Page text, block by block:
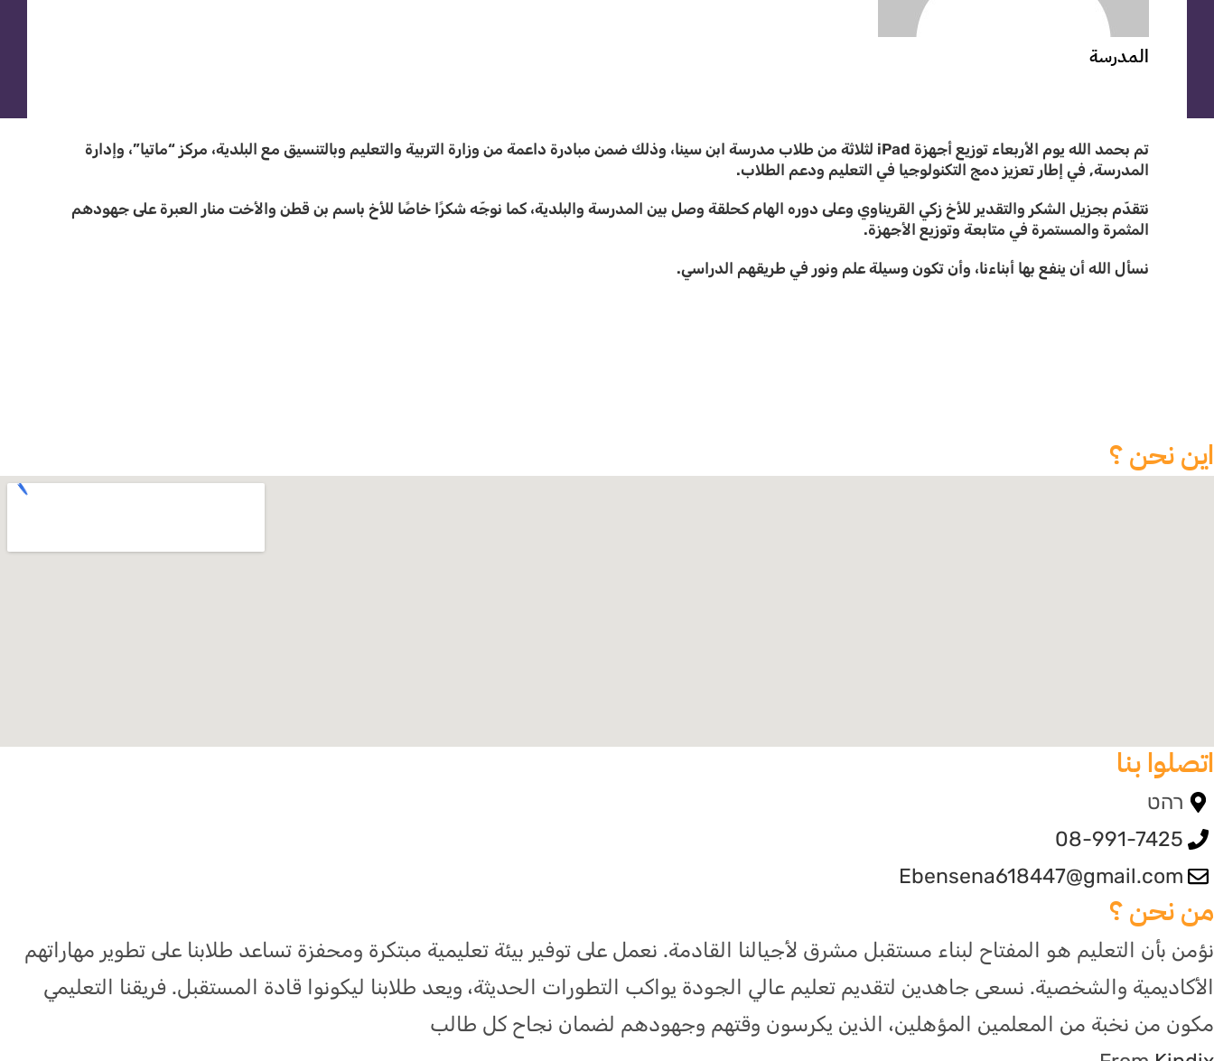
المدرسة
تم بحمد الله يوم الأربعاء توزيع أجهزة iPad لثلاثة من طلاب مدرسة ابن سينا، وذلك ضمن مبادرة داعمة من وزارة التربية والتعليم وبالتنسيق مع البلدية، مركز “ماتيا”، وإدارة
المدرسة, في إطار تعزيز دمج التكنولوجيا في التعليم ودعم الطلاب.
نتقدّم بجزيل الشكر والتقدير للأخ زكي القريناوي وعلى دوره الهام كحلقة وصل بين المدرسة والبلدية، كما نوجّه شكرًا خاصًا للأخ باسم بن قطن والأخت منار العبرة على جهودهم
المثمرة والمستمرة في متابعة وتوزيع الأجهزة.
نسأل الله أن ينفع بها أبناءنا، وأن تكون وسيلة علم ونور في طريقهم الدراسي.
اين نحن ؟
اتصلوا بنا
רהט
08-991-7425
Ebensena618447@gmail.com
من نحن ؟
نؤمن بأن التعليم هو المفتاح لبناء مستقبل مشرق لأجيالنا القادمة. نعمل على توفير بيئة تعليمية مبتكرة ومحفزة تساعد طلابنا على تطوير مهاراتهم
الأكاديمية والشخصية. نسعى جاهدين لتقديم تعليم عالي الجودة يواكب التطورات الحديثة، ويعد طلابنا ليكونوا قادة المستقبل. فريقنا التعليمي
مكون من نخبة من المعلمين المؤهلين، الذين يكرسون وقتهم وجهودهم لضمان نجاح كل طالب